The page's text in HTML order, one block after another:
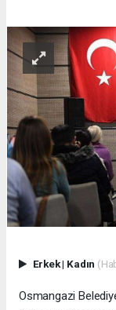
Erkek| Kadın
Osmangazi